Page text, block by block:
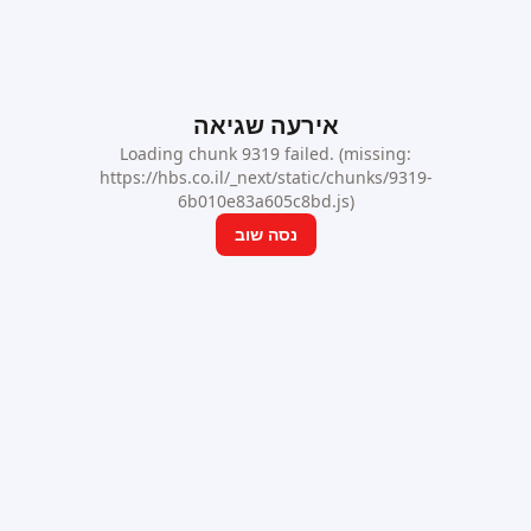
אירעה שגיאה
Loading chunk 9319 failed. (missing:
https://hbs.co.il/_next/static/chunks/9319-
6b010e83a605c8bd.js)